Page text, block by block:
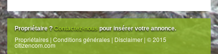
Propriétaire ?Contactez-nouspour insérer votre annonce.
Propriétaires | Conditions générales | Disclaimer | © 2015
citizencom.com